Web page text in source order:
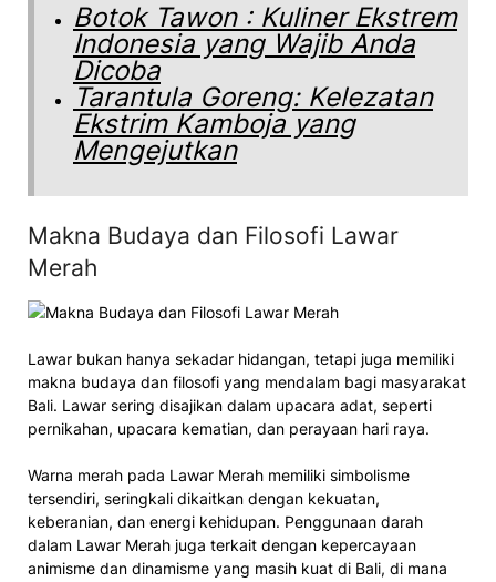
Botok Tawon : Kuliner Ekstrem
Indonesia yang Wajib Anda
Dicoba
Tarantula Goreng: Kelezatan
Ekstrim Kamboja yang
Mengejutkan
Makna Budaya dan Filosofi Lawar
Merah
Lawar bukan hanya sekadar hidangan, tetapi juga memiliki
makna budaya dan filosofi yang mendalam bagi masyarakat
Bali. Lawar sering disajikan dalam upacara adat, seperti
pernikahan, upacara kematian, dan perayaan hari raya.
Warna merah pada Lawar Merah memiliki simbolisme
tersendiri, seringkali dikaitkan dengan kekuatan,
keberanian, dan energi kehidupan. Penggunaan darah
dalam Lawar Merah juga terkait dengan kepercayaan
animisme dan dinamisme yang masih kuat di Bali, di mana